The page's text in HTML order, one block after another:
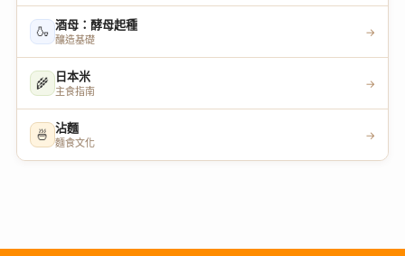
🍶 酒母：酵母起種
釀造基礎
→
🌾 日本米
主食指南
→
🍜 沾麵
麵食文化
→